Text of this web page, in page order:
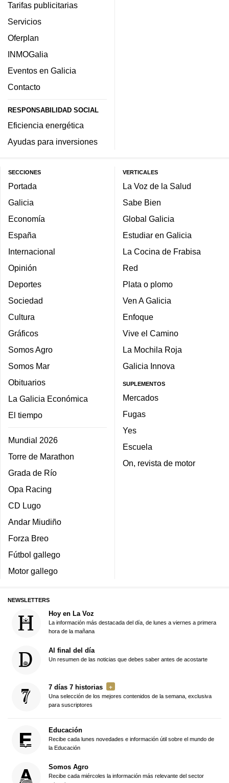
Tarifas publicitarias
Servicios
Oferplan
INMOGalia
Eventos en Galicia
Contacto
RESPONSABILIDAD SOCIAL
Eficiencia energética
Ayudas para inversiones
SECCIONES
Portada
Galicia
Economía
España
Internacional
Opinión
Deportes
Sociedad
Cultura
Gráficos
Somos Agro
Somos Mar
Obituarios
La Galicia Económica
El tiempo
Mundial 2026
Torre de Marathon
Grada de Río
Opa Racing
CD Lugo
Andar Miudiño
Forza Breo
Fútbol gallego
Motor gallego
VERTICALES
La Voz de la Salud
Sabe Bien
Global Galicia
Estudiar en Galicia
La Cocina de Frabisa
Red
Plata o plomo
Ven A Galicia
Enfoque
Vive el Camino
La Mochila Roja
Galicia Innova
SUPLEMENTOS
Mercados
Fugas
Yes
Escuela
On, revista de motor
NEWSLETTERS
Hoy en La Voz
La información más destacada del día, de lunes a viernes a primera
hora de la mañana
Al final del día
Un resumen de las noticias que debes saber antes de acostarte
7 días 7 historias
Una selección de los mejores contenidos de la semana, exclusiva
para suscriptores
Educación
Recibe cada lunes novedades e información útil sobre el mundo de
la Educación
Somos Agro
Recibe cada miércoles la información más relevante del sector